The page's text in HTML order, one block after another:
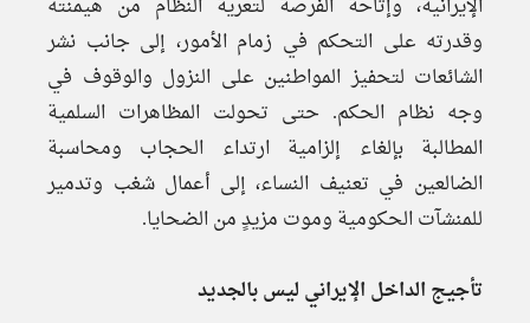
الإيرانية، وإتاحة الفرصة لتعرية النظام من هيمنته
وقدرته على التحكم في زمام الأمور، إلى جانب نشر
الشائعات لتحفيز المواطنين على النزول والوقوف في
وجه نظام الحكم. حتى تحولت المظاهرات السلمية
المطالبة بإلغاء إلزامية ارتداء الحجاب ومحاسبة
الضالعين في تعنيف النساء، إلى أعمال شغب وتدمير
للمنشآت الحكومية وموت مزيدٍ من الضحايا.
تأجيج الداخل الإيراني ليس بالجديد